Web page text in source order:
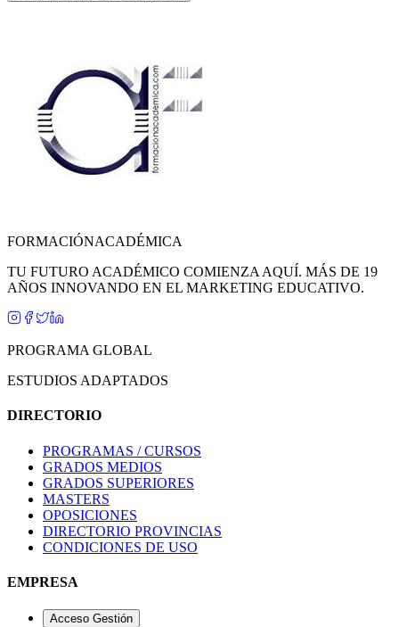
FORMACIÓNACADÉMICA
TU FUTURO ACADÉMICO COMIENZA AQUÍ. MÁS DE 19
AÑOS INNOVANDO EN EL MARKETING EDUCATIVO.
PROGRAMA GLOBAL
ESTUDIOS ADAPTADOS
DIRECTORIO
PROGRAMAS / CURSOS
GRADOS MEDIOS
GRADOS SUPERIORES
MASTERS
OPOSICIONES
DIRECTORIO PROVINCIAS
CONDICIONES DE USO
EMPRESA
Acceso Gestión